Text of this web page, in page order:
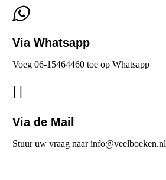
Via Whatsapp
Voeg 06-15464460 toe op Whatsapp
Via de Mail
Stuur uw vraag naar info@veelboeken.nl